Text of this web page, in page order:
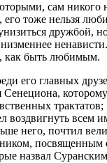
сам никого
тоже нельзя
дружбой,
низменнее
как быть любимым.
его главных
воздвигнуть всем
него, почтил
посвященным
назвал